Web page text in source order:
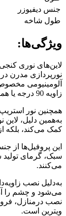
جنس دیفیوزر
طول شاخه
ویژگی‌ها:
لاین‌های نوری
نورپردازی مدرن
آلومینیومی
زاویه 90 درجه یا همان کنج‌ها باشد.
به‌همین دلیل، لاین
کمک می‌کند، بلکه
این پروفیل‌ها از
می‌کنند.
می‌شود و چشم را
نصب درمنازل،
ویترین است.